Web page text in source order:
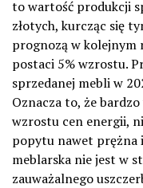
to wartość produkcji
złotych, kurcząc się
prognozą w kolejnym
postaci 5% wzrostu.
sprzedanej mebli w
Oznacza to, że
wzrostu cen energii,
popytu nawet prężna
meblarska nie jest w
zauważalnego